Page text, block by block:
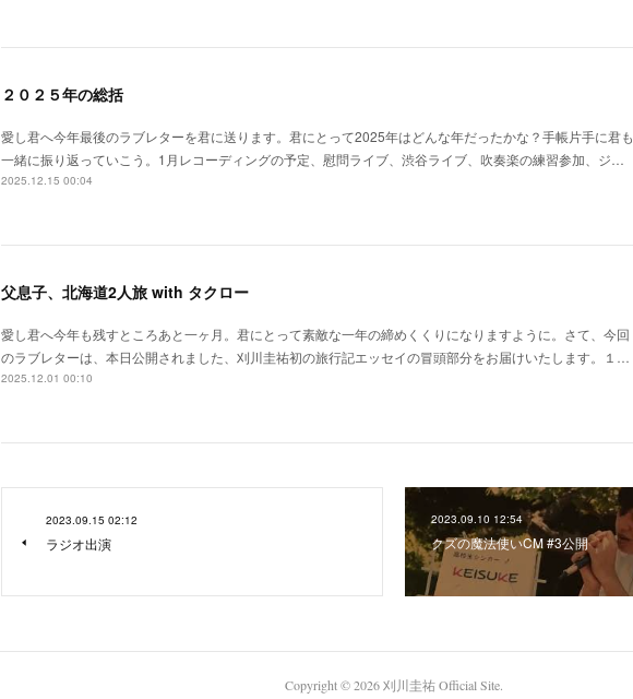
２０２５年の総括
愛し君へ今年最後のラブレターを君に送ります。君にとって2025年はどんな年だったかな？手帳片手に君も
一緒に振り返っていこう。1月レコーディングの予定、慰問ライブ、渋谷ライブ、吹奏楽の練習参加、ジ…
2025.12.15 00:04
父息子、北海道2人旅 with タクロー
愛し君へ今年も残すところあと一ヶ月。君にとって素敵な一年の締めくくりになりますように。さて、今回
のラブレターは、本日公開されました、刈川圭祐初の旅行記エッセイの冒頭部分をお届けいたします。１…
2025.12.01 00:10
2023.09.15 02:12
ラジオ出演
2023.09.10 12:54
クズの魔法使いCM #3公開
Copyright ©2026刈川圭祐 Official Site.